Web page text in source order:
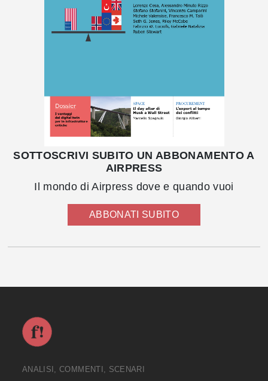
SOTTOSCRIVI SUBITO UN ABBONAMENTO A
AIRPRESS
Il mondo di Airpress dove e quando vuoi
ABBONATI SUBITO
ANALISI, COMMENTI, SCENARI